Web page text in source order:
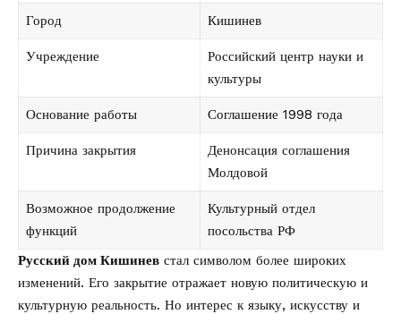
Город Кишинев
Учреждение
Российский центр науки и
культуры
Основание работы Соглашение 1998 года
Причина закрытия
Денонсация соглашения
Молдовой
Возможное продолжение
функций
Культурный отдел
посольства РФ
Русский дом Кишинев стал символом более широких
изменений. Его закрытие отражает новую политическую и
культурную реальность. Но интерес к языку, искусству и